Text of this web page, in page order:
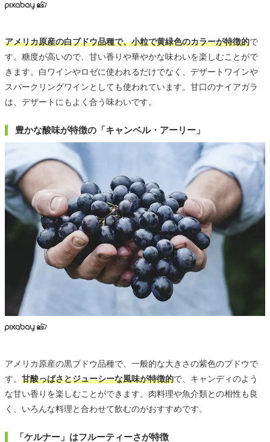
アメリカ原産の白ブドウ品種で、小粒で黄緑色のカラーが特徴的で
す。糖度が高いので、甘い香りや華やかな味わいを楽しむことがで
きます。白ワインやロゼに使われるだけでなく、デザートワインや
スパークリングワインとしても使われています。甘口のナイアガラ
は、デザートにもよく合う味わいです。
豊かな酸味が特徴の「キャンベル・アーリー」
アメリカ原産の黒ブドウ品種で、一般的な大きさの紫色のブドウで
す。 甘酸っぱさとジューシーな風味が特徴的で、キャンディのよう
な甘い香りを楽しむことができます。肉料理や魚介類との相性も良
く、いろんな料理と合わせて飲むのがおすすめです。
「ケルナー」はフルーティーさが特徴